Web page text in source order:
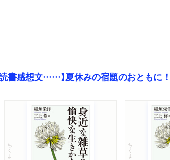
読書感想文……】夏休みの宿題のおともに
ちくま文庫 ちくま文庫